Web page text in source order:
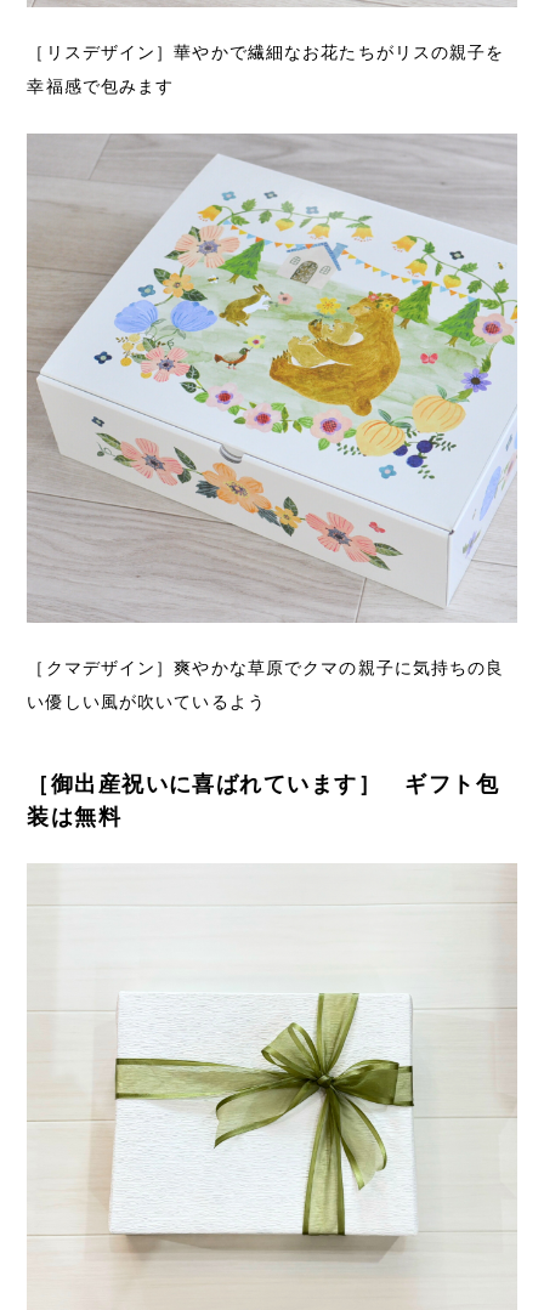
［リスデザイン］華やかで繊細なお花たちがリスの親子を
幸福感で包みます
［クマデザイン］爽やかな草原でクマの親子に気持ちの良
い優しい風が吹いているよう
［御出産祝いに喜ばれています］ ギフト包
装は無料